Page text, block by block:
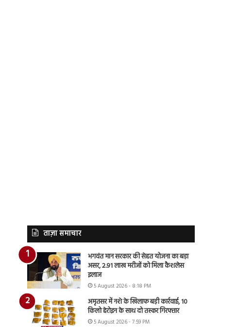
ताज़ा समाचार
भगवंत मान सरकार की सेहत योजना का बड़ा
असर, 2.91 लाख मरीजों को मिला कैशलेस
इलाज
5 August 2026 - 8:18 PM
अमृतसर में नशे के खिलाफ बड़ी कार्रवाई, 10
किलो हेरोइन के साथ दो तस्कर गिरफ्तार
5 August 2026 - 7:59 PM